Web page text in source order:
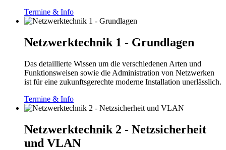
Termine & Info
Netzwerktechnik 1 - Grundlagen
Das detaillierte Wissen um die verschiedenen Arten und
Funktionsweisen sowie die Administration von Netzwerken
ist für eine zukunftsgerechte moderne Installation unerlässlich.
Termine & Info
Netzwerktechnik 2 - Netzsicherheit
und VLAN